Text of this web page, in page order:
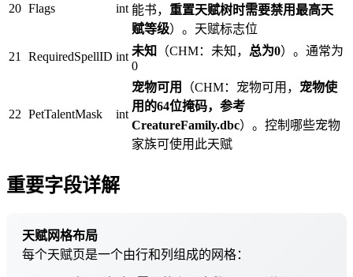
20 Flags int 能书， 重置天赋树时需要禁用最高天
赋等级）。天赋标志位
21 RequiredSpellID int 未知 （CHM：未知， 总为0）。通常为
0
22 PetTalentMask int
宠物可用 （CHM：宠物可用， 宠物使
用的64位掩码，参考
CreatureFamily.dbc）。控制哪些宠物
家族可使用此天赋
重要字段详解
天赋网格布局
每个天赋页是一个由行和列组成的网格：